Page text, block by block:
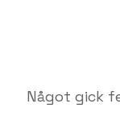
Något gick